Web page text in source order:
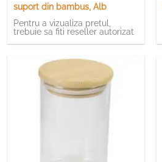
suport din bambus, Alb
Pentru a vizualiza pretul,
trebuie sa fiti reseller autorizat